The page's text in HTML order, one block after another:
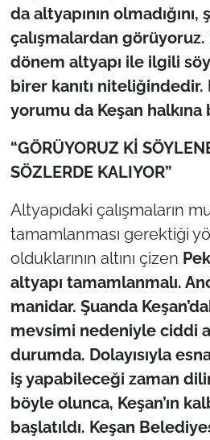
da altyapının olmadığını,
çalışmalardan görüyoruz.
dönem altyapı ile ilgili
birer kanıtı
yorumu da Keşan halkına
“GÖRÜYORUZ Kİ
SÖZLERDE KALIYOR”
Altyapıdaki çalışmaların
tamamlanması gerektiği
olduklarının altını çizen
altyapı tamamlanmalı.
manidar. Şuanda
mevsimi nedeniyle ciddi
durumda. Dolayısıyla
iş yapabileceği zaman
böyle olunca, Keşan’ın
başlatıldı. Keşan